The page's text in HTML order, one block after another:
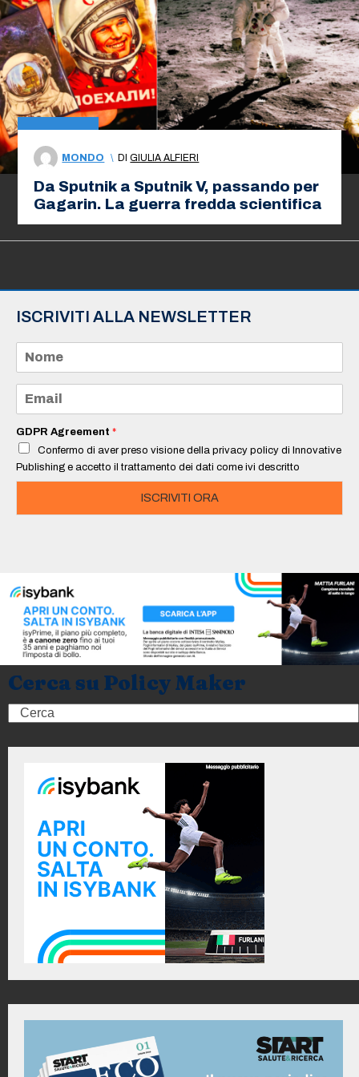
MONDO \ DIGIULIA ALFIERI
Da Sputnik a Sputnik V, passando per
Gagarin. La guerra fredda scientifica
ISCRIVITI ALLA NEWSLETTER
m
e
a
i
*
GDPR Agreement *
Confermo di aver preso visione della privacy policy di Innovative
Publishing e accetto il trattamento dei dati come ivi descritto
ISCRIVITI ORA
Cerca su Policy Maker
Search